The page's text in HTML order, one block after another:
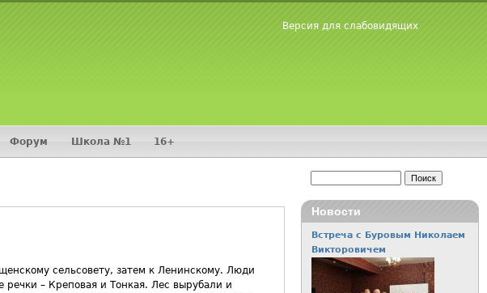
Версия для слабовидящих
сельсовету, затем к Ленинскому. Люди
речки – Креповая и Тонкая. Лес вырубали и
Форум Школа №1 16+
Новости
Встреча с Буровым Николаем
Викторовичем